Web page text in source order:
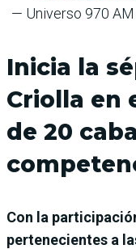
— Universo 970
Inicia la
Criolla en
de 20
Con la
pertenecientes a